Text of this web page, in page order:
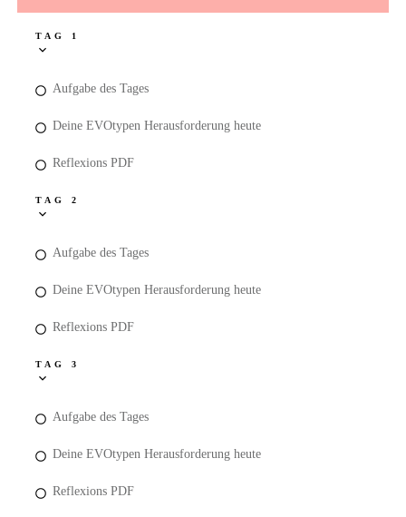
TAG 1
Aufgabe des Tages
Deine EVOtypen Herausforderung heute
Reflexions PDF
TAG 2
Aufgabe des Tages
Deine EVOtypen Herausforderung heute
Reflexions PDF
TAG 3
Aufgabe des Tages
Deine EVOtypen Herausforderung heute
Reflexions PDF